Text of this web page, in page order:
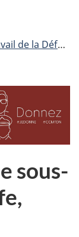
nationale
sous-